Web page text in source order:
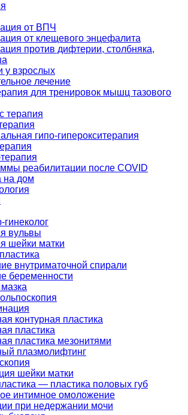
от ВПЧ
от клещевого энцефалита
против дифтерии, столбняка,
у взрослых
лечение
для тренировок мышц тазового
терапия
гипо-гиперокситерапия
реабилитации после СOVID
на дом
вульвы
шейки матки
внутриматочной спирали
беременности
контурная пластика
пластика
пластика мезонитями
плазмолифтинг
шейки матки
— пластика половых губ
интимное омоложение
при недержании мочи